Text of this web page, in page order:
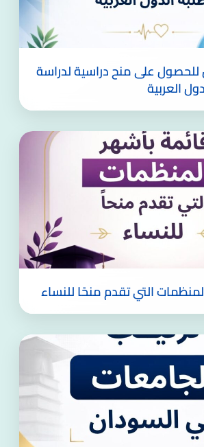
للحصول على منح دراسية لدراسة
العربية
التي تقدم منحًا للنساء